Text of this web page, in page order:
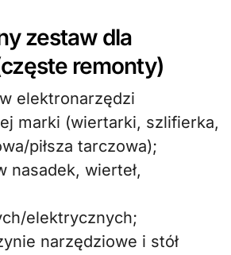
zestaw dla
remonty)
elektronarzędzi
marki (wiertarki, szlifierka,
piłsza tarczowa);
nasadek, wierteł,
elektrycznych;
narzędziowe i stół